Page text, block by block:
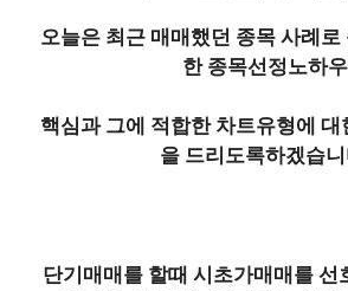
오늘은 최근 매매했던 종목 사례
한 종목선정노하우
핵심과 그에 적합한 차트유형에 대
을 드리도록하겠습
단기매매를 할때 시초가매매를 선